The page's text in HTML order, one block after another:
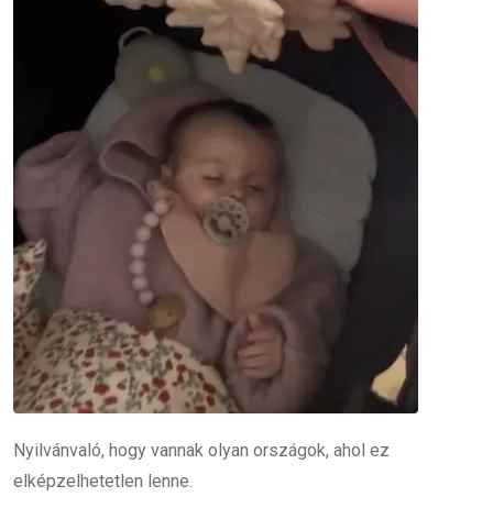
Nyilvánvaló, hogy vannak olyan országok, ahol ez
elképzelhetetlen lenne.